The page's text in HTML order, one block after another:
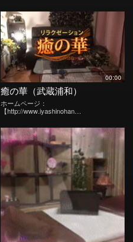
00:00
癒の華（武蔵浦和）
ホームページ：
【http://www.iyashinohan…